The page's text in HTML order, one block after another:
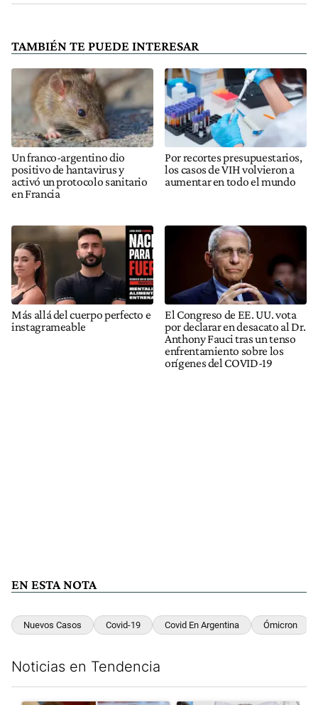
TAMBIÉN TE PUEDE INTERESAR
Un franco-argentino dio
positivo de hantavirus y
activó un protocolo sanitario
en Francia
Por recortes presupuestarios,
los casos de VIH volvieron a
aumentar en todo el mundo
Más allá del cuerpo perfecto e
instagrameable
El Congreso de EE. UU. vota
por declarar en desacato al Dr.
Anthony Fauci tras un tenso
enfrentamiento sobre los
orígenes del COVID-19
EN ESTA NOTA
Nuevos Casos Covid-19 Covid En Argentina Ómicron
Noticias en Tendencia